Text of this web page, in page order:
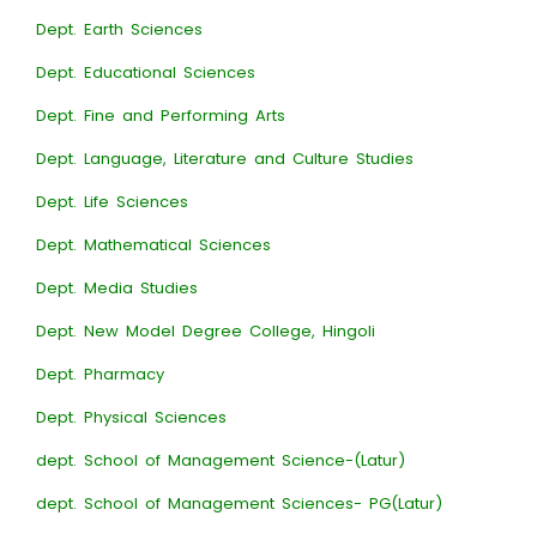
Dept. Earth Sciences
Dept. Educational Sciences
Dept. Fine and Performing Arts
Dept. Language, Literature and Culture Studies
Dept. Life Sciences
Dept. Mathematical Sciences
Dept. Media Studies
Dept. New Model Degree College, Hingoli
Dept. Pharmacy
Dept. Physical Sciences
dept. School of Management Science-(Latur)
dept. School of Management Sciences- PG(Latur)